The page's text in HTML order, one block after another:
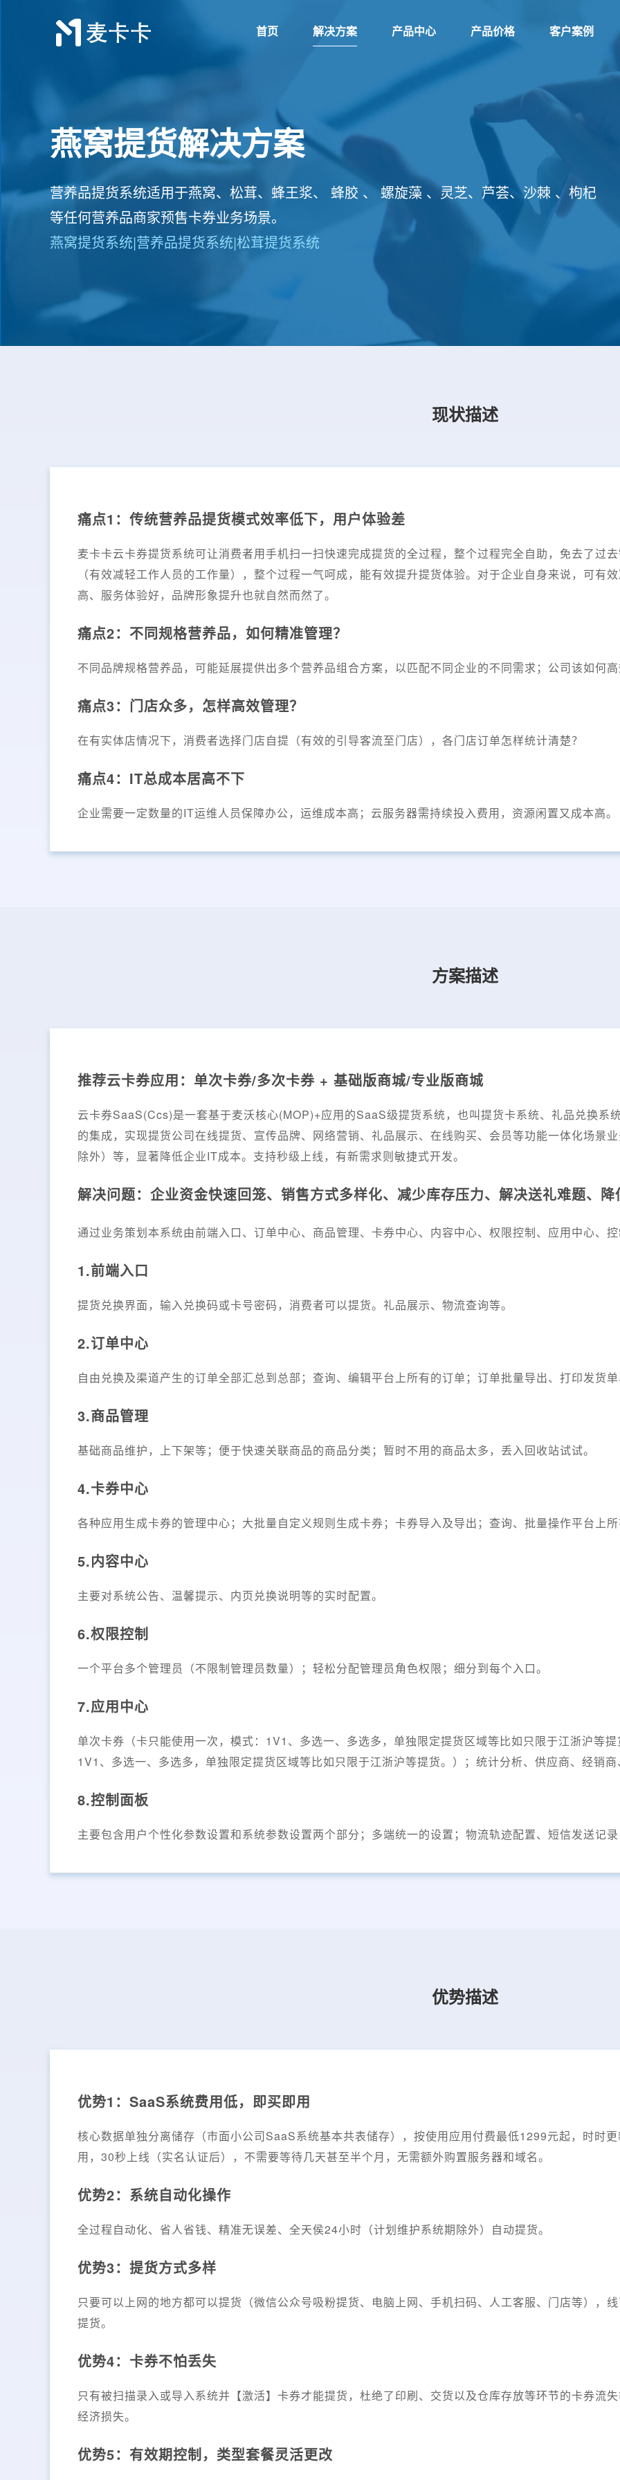
首页 解决方案 产品中心 产品价格 客户案例
燕窝提货解决方案
营养品提货系统适用于燕窝、松茸、蜂王浆、 蜂胶 、 螺旋藻 、灵芝、芦荟、沙棘 、枸杞
等任何营养品商家预售卡券业务场景。
燕窝提货系统|营养品提货系统|松茸提货系统
现状描述
痛点1：传统营养品提货模式效率低下，用户体验差
麦卡卡云卡券提货系统可让消费者用手机扫一扫快速完成提货的全过程，整个过程完全自助，免去了过
（有效减轻工作人员的工作量），整个过程一气呵成，能有效提升提货体验。对于企业自身来说，可有
高、服务体验好，品牌形象提升也就自然而然了。
痛点2：不同规格营养品，如何精准管理？
不同品牌规格营养品，可能延展提供出多个营养品组合方案，以匹配不同企业的不同需求；公司该如何
痛点3：门店众多，怎样高效管理？
在有实体店情况下，消费者选择门店自提（有效的引导客流至门店），各门店订单怎样统计清楚？
痛点4：IT总成本居高不下
企业需要一定数量的IT运维人员保障办公，运维成本高；云服务器需持续投入费用，资源闲置又成本高。
方案描述
推荐云卡券应用：单次卡券/多次卡券 + 基础版商城/专业版商城
云卡券SaaS(Ccs)是一套基于麦沃核心(MOP)+应用的SaaS级提货系统，也叫提货卡系统、礼品兑换系
的集成，实现提货公司在线提货、宣传品牌、网络营销、礼品展示、在线购买、会员等功能一体化场景
除外）等，显著降低企业IT成本。支持秒级上线，有新需求则敏捷式开发。
解决问题：企业资金快速回笼、销售方式多样化、减少库存压力、解决送礼难题、
通过业务策划本系统由前端入口、订单中心、商品管理、卡券中心、内容中心、权限控制、应用中心、
1.前端入口
提货兑换界面，输入兑换码或卡号密码，消费者可以提货。礼品展示、物流查询等。
2.订单中心
自由兑换及渠道产生的订单全部汇总到总部；查询、编辑平台上所有的订单；订单批量导出、打印发货
3.商品管理
基础商品维护，上下架等；便于快速关联商品的商品分类；暂时不用的商品太多，丢入回收站试试。
4.卡券中心
各种应用生成卡券的管理中心；大批量自定义规则生成卡券；卡券导入及导出；查询、批量操作平台上
5.内容中心
主要对系统公告、温馨提示、内页兑换说明等的实时配置。
6.权限控制
一个平台多个管理员（不限制管理员数量）；轻松分配管理员角色权限；细分到每个入口。
7.应用中心
单次卡券（卡只能使用一次，模式：1V1、多选一、多选多，单独限定提货区域等比如只限于江浙沪等
1V1、多选一、多选多，单独限定提货区域等比如只限于江浙沪等提货。）；统计分析、供应商、经销
8.控制面板
主要包含用户个性化参数设置和系统参数设置两个部分；多端统一的设置；物流轨迹配置、短信发送记
优势描述
优势1：SaaS系统费用低，即买即用
核心数据单独分离储存（市面小公司SaaS系统基本共表储存），按使用应用付费最低1299元起，时时
用，30秒上线（实名认证后），不需要等待几天甚至半个月，无需额外购置服务器和域名。
优势2：系统自动化操作
全过程自动化、省人省钱、精准无误差、全天侯24小时（计划维护系统期除外）自动提货。
优势3：提货方式多样
只要可以上网的地方都可以提货（微信公众号吸粉提货、电脑上网、手机扫码、人工客服、门店等），
提货。
优势4：卡券不怕丢失
只有被扫描录入或导入系统并【激活】卡券才能提货，杜绝了印刷、交货以及仓库存放等环节的卡券流
经济损失。
优势5：有效期控制，类型套餐灵活更改